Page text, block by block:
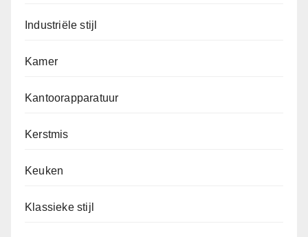
Industriële stijl
Kamer
Kantoorapparatuur
Kerstmis
Keuken
Klassieke stijl